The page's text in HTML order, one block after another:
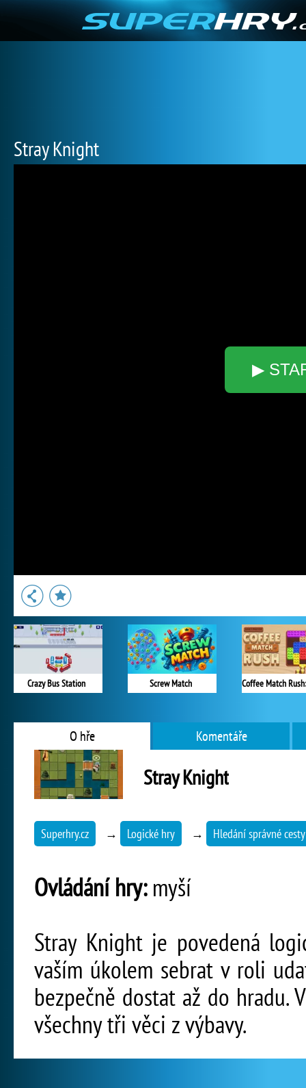
Stray Knight
▶
Crazy Bus Station Screw Match
O hře Komentáře
Stray Knight
Superhry.cz → Logické hry → Hledání správné cesty
Ovládání hry:myší
Stray Knight je povedená
vaším úkolem sebrat v roli
bezpečně dostat až do hradu.
všechny tři věci z výbavy.